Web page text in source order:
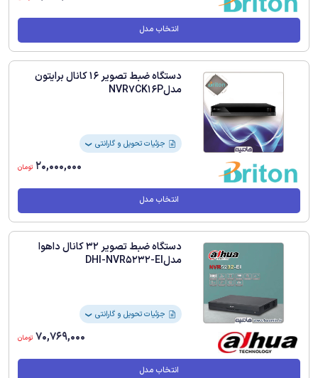
انتخاب مدل
دستگاه ضبط تصویر 16 کانال برایتون
مدلNVR7CK16P
جزئیات تحویل و گارانتی ❯
20,000,000 تومان
انتخاب مدل
دستگاه ضبط تصویر 32 کانال داهوا
مدلDHI-NVR5232-EI
جزئیات تحویل و گارانتی ❯
70,769,000 تومان
انتخاب مدل